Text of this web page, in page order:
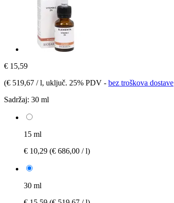
€ 15,59
(€ 519,67 / l, uključ. 25% PDV - bez troškova dostave
Sadržaj: 30 ml
15 ml
€ 10,29 (€ 686,00 / l)
30 ml